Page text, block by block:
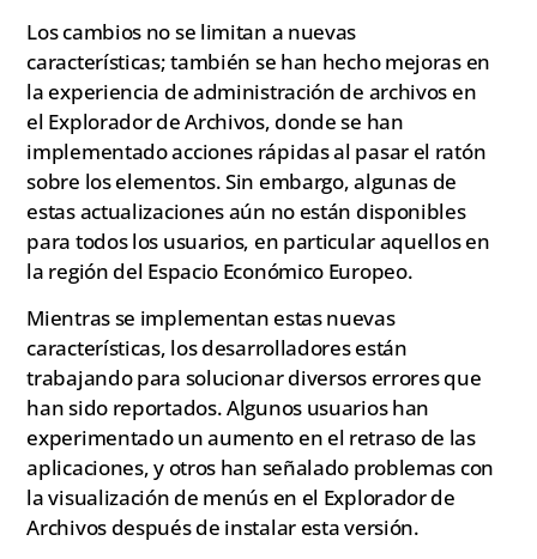
Los cambios no se limitan a nuevas
características; también se han hecho mejoras en
la experiencia de administración de archivos en
el Explorador de Archivos, donde se han
implementado acciones rápidas al pasar el ratón
sobre los elementos. Sin embargo, algunas de
estas actualizaciones aún no están disponibles
para todos los usuarios, en particular aquellos en
la región del Espacio Económico Europeo.
Mientras se implementan estas nuevas
características, los desarrolladores están
trabajando para solucionar diversos errores que
han sido reportados. Algunos usuarios han
experimentado un aumento en el retraso de las
aplicaciones, y otros han señalado problemas con
la visualización de menús en el Explorador de
Archivos después de instalar esta versión.